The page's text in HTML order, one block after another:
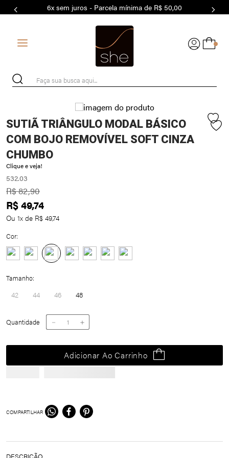
6x sem juros - Parcela mínima de R$ 50,00
0
Faça sua busca aqui...
SUTIÃ TRIÂNGULO MODAL BÁSICO
COM BOJO REMOVÍVEL SOFT CINZA
CHUMBO
Clique e veja!
532.03
R$82,90
R$49,74
Ou 1x de R$ 49,74
Cor:
Tamanho
42 44 46 48
Quantidade ＋
－
Adicionar Ao Carrinho
COMPARTILHAR
7º MODAL